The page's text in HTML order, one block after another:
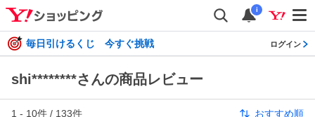
i
毎日引けるくじ 今すぐ挑戦 ログイン
shi********さんの商品レビュー
1 - 10件 / 133件 おすすめ順